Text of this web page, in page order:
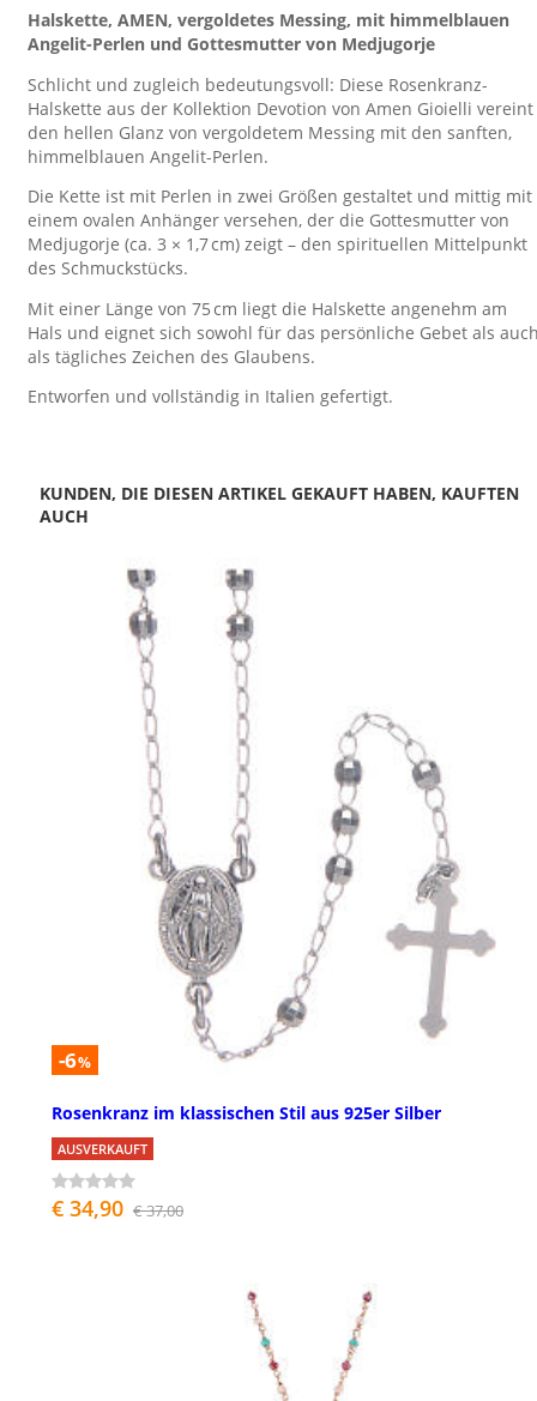
Halskette, AMEN, vergoldetes Messing, mit himmelblauen
Angelit-Perlen und Gottesmutter von Medjugorje
Schlicht und zugleich bedeutungsvoll: Diese Rosenkranz-
Halskette aus der Kollektion Devotion von Amen Gioielli vereint
den hellen Glanz von vergoldetem Messing mit den sanften,
himmelblauen Angelit-Perlen.
Die Kette ist mit Perlen in zwei Größen gestaltet und mittig mit
einem ovalen Anhänger versehen, der die Gottesmutter von
Medjugorje (ca. 3 × 1,7 cm) zeigt – den spirituellen Mittelpunkt
des Schmuckstücks.
Mit einer Länge von 75 cm liegt die Halskette angenehm am
Hals und eignet sich sowohl für das persönliche Gebet als
als tägliches Zeichen des Glaubens.
Entworfen und vollständig in Italien gefertigt.
KUNDEN, DIE DIESEN ARTIKEL GEKAUFT HABEN, KAUFTEN
AUCH
-6%
Rosenkranz im klassischen Stil aus 925er Silber
AUSVERKAUFT
€ 34,90 € 37,00